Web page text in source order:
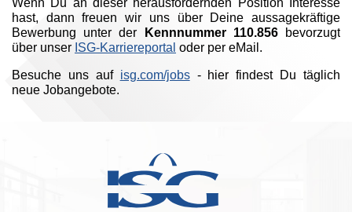
Wenn Du an dieser herausfordernden Position Interesse
hast, dann freuen wir uns über Deine aussagekräftige
Bewerbung unter der
Kennnummer 110.856bevorzugt
über unser ISG-Karriereportal oder per eMail.
Besuche uns auf isg.com/jobs- hier findest Du täglich
neue Jobangebote.